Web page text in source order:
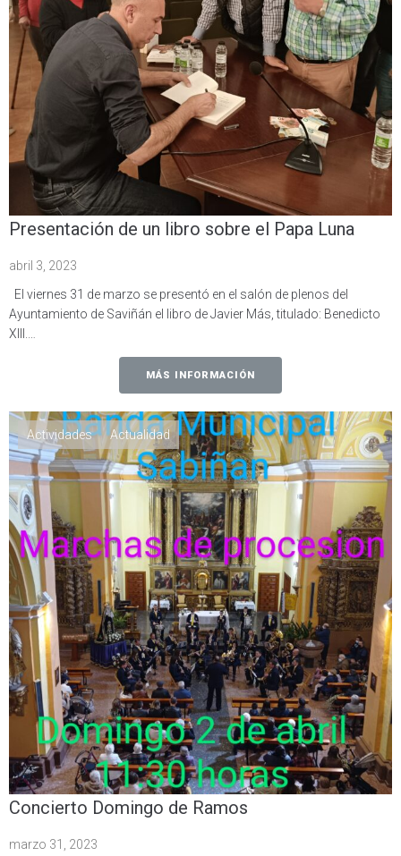
Presentación de un libro sobre el Papa Luna
abril 3, 2023
El viernes 31 de marzo se presentó en el salón de plenos del
Ayuntamiento de Saviñán el libro de Javier Más, titulado: Benedicto
XIII.…
MÁS INFORMACIÓN
Actividades Actualidad
Concierto Domingo de Ramos
marzo 31, 2023